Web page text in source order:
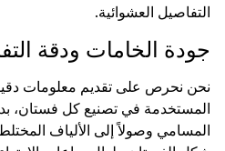
التفاصيل العشوائية.
جودة الخامات ودقة
نحن نحرص على تقديم معلومات
المستخدمة في تصنيع كل فستان،
المسامي وصولاً إلى الألياف